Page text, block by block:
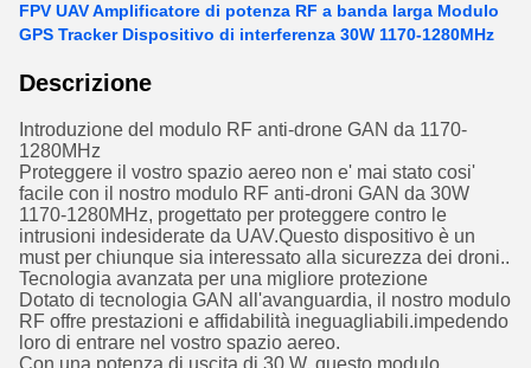
FPV UAV Amplificatore di potenza RF a banda larga Modulo
GPS Tracker Dispositivo di interferenza 30W 1170-1280MHz
Descrizione
Introduzione del modulo RF anti-drone GAN da 1170-
1280MHz
Proteggere il vostro spazio aereo non e' mai stato cosi'
facile con il nostro modulo RF anti-droni GAN da 30W
1170-1280MHz, progettato per proteggere contro le
intrusioni indesiderate da UAV.Questo dispositivo è un
must per chiunque sia interessato alla sicurezza dei droni..
Tecnologia avanzata per una migliore protezione
Dotato di tecnologia GAN all'avanguardia, il nostro modulo
RF offre prestazioni e affidabilità ineguagliabili.impedendo
loro di entrare nel vostro spazio aereo.
Con una potenza di uscita di 30 W, questo modulo